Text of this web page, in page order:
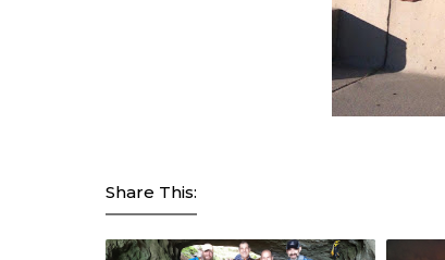
Share This: